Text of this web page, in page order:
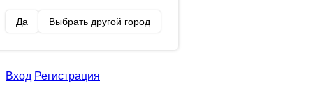
Да Выбрать другой город
Вход Регистрация